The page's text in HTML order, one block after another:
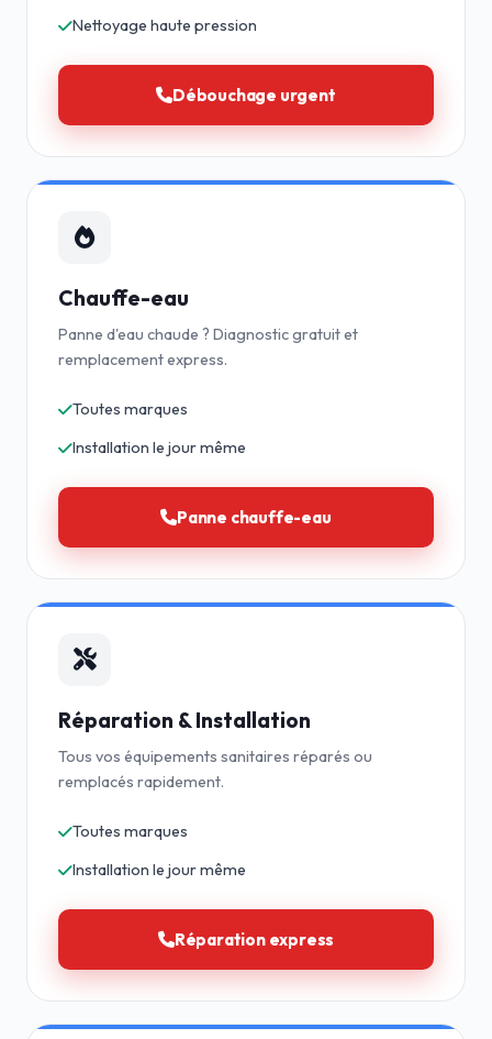
Nettoyage haute pression
Débouchage urgent
Chauffe-eau
Panne d'eau chaude ? Diagnostic gratuit et
remplacement express.
Toutes marques
Installation le jour même
Panne chauffe-eau
Réparation & Installation
Tous vos équipements sanitaires réparés ou
remplacés rapidement.
Toutes marques
Installation le jour même
Réparation express